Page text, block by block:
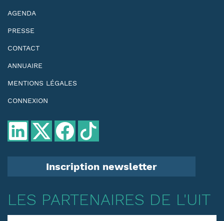
AGENDA
PRESSE
CONTACT
ANNUAIRE
MENTIONS LÉGALES
CONNEXION
Inscription newsletter
LES PARTENAIRES DE L'UIT